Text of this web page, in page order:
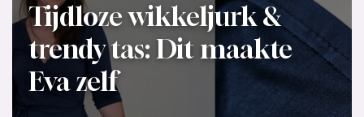
Tijdloze wikkeljurk &
trendy tas: Dit maakte
Eva zelf